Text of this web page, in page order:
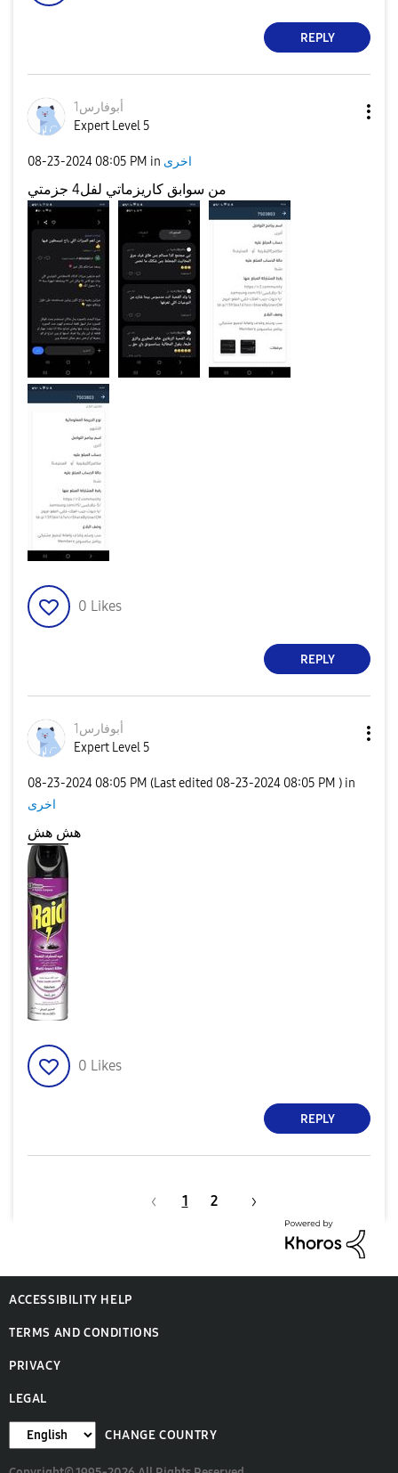
REPLY
أبوفارس1
Expert Level 5
‎08-23-2024 08:05 PM in اخرى
من سوابق كاريزماتي لفل4 جزمتي
0 Likes
REPLY
أبوفارس1
Expert Level 5
‎08-23-2024 08:05 PM (Last edited ‎08-23-2024 08:05 PM ) in
اخرى
هش هش
0 Likes
REPLY
1 2
ACCESSIBILITY HELP
TERMS AND CONDITIONS
PRIVACY
LEGAL
CHANGE COUNTRY